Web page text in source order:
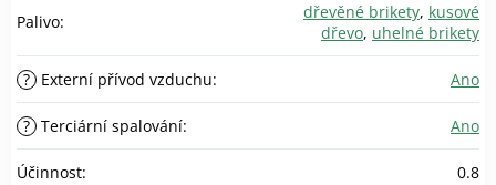
Palivo: dřevěné brikety, kusové
dřevo, uhelné brikety
? Externí přívod vzduchu: Ano
? Terciární spalování: Ano
Účinnost: 0.8